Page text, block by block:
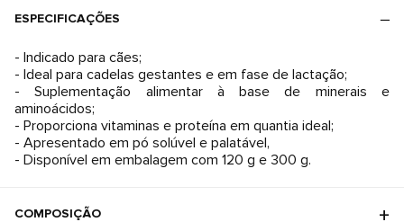
ESPECIFICAÇÕES
- Indicado para cães;
- Ideal para cadelas gestantes e em fase de lactação;
- Suplementação alimentar à base de minerais e
aminoácidos;
- Proporciona vitaminas e proteína em quantia ideal;
- Apresentado em pó solúvel e palatável,
- Disponível em embalagem com 120 g e 300 g.
COMPOSIÇÃO